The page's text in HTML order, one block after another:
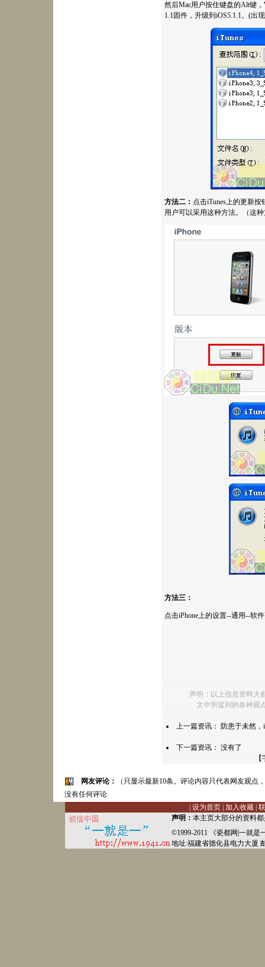
然后Mac用户按住键盘的Alt键
1.1固件，升级到iOS5.1.1。(出
方法二： 点击iTunes上的更新按
用户可以采用这种方法。（这
方法三：
点击iPhone上的设置--通用--软
声明：以上信息资料大
文中所提到的各种观
上一篇资讯： 防患于未然，
下一篇资讯： 没有了
网友评论：
（只显示最新10条。评论内容只代表网友观点
没有任何评论
设为首页| 加入收藏|
声明： 本主页大部分的资料
©1999-2011 《瓷都网 一就是
地址:福建省德化县电力大厦